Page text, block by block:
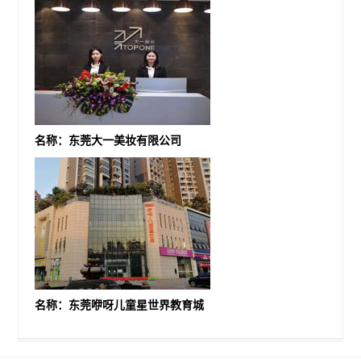
名称：东莞大一美妆有限公司
名称：东莞咿呀儿童星世界教育城